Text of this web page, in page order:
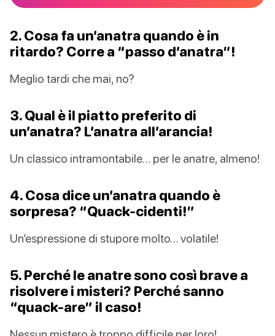
2. Cosa fa un’anatra quando è in
ritardo? Corre a “passo d’anatra”!
Meglio tardi che mai, no?
3. Qual è il piatto preferito di
un’anatra? L’anatra all’arancia!
Un classico intramontabile… per le anatre, almeno!
4. Cosa dice un’anatra quando è
sorpresa? “Quack-cidenti!”
Un’espressione di stupore molto… volatile!
5. Perché le anatre sono così brave a
risolvere i misteri? Perché sanno
“quack-are” il caso!